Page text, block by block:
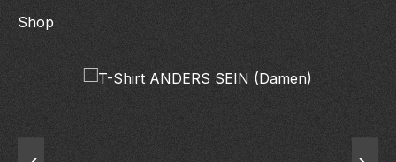
Shop
Bildergalerie überspringen